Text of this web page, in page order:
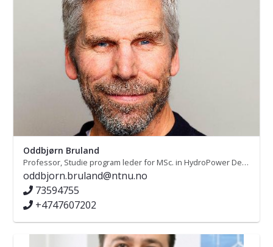
Oddbjørn Bruland
Professor, Studie program leder for MSc. in HydroPower Development
oddbjorn.bruland@ntnu.no
73594755
+4747607202